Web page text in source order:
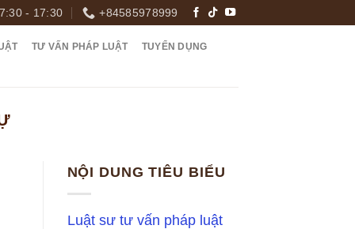
- 17:30 +84585978999
TƯ VẤN PHÁP LUẬT TUYỂN DỤNG
NỘI DUNG TIÊU BIỂU
Luật sư tư vấn pháp luật